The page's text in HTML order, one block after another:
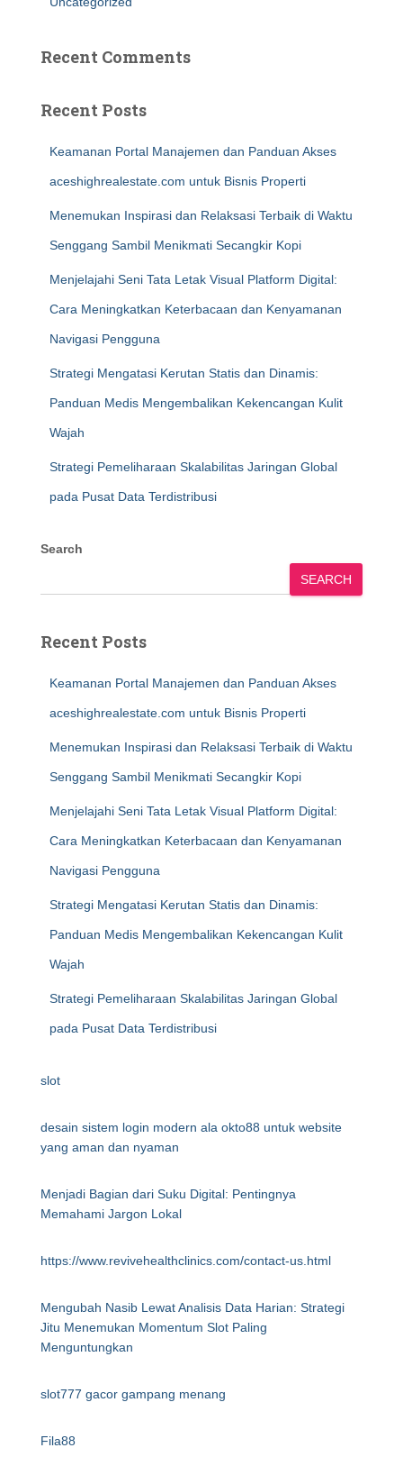
Recent Comments
Recent Posts
Keamanan Portal Manajemen dan Panduan Akses
aceshighrealestate.com untuk Bisnis Properti
Menemukan Inspirasi dan Relaksasi Terbaik di Waktu
Senggang Sambil Menikmati Secangkir Kopi
Menjelajahi Seni Tata Letak Visual Platform Digital:
Cara Meningkatkan Keterbacaan dan Kenyamanan
Navigasi Pengguna
Strategi Mengatasi Kerutan Statis dan Dinamis:
Panduan Medis Mengembalikan Kekencangan Kulit
Wajah
Strategi Pemeliharaan Skalabilitas Jaringan Global
pada Pusat Data Terdistribusi
Search
SEARCH
Recent Posts
Keamanan Portal Manajemen dan Panduan Akses
aceshighrealestate.com untuk Bisnis Properti
Menemukan Inspirasi dan Relaksasi Terbaik di Waktu
Senggang Sambil Menikmati Secangkir Kopi
Menjelajahi Seni Tata Letak Visual Platform Digital:
Cara Meningkatkan Keterbacaan dan Kenyamanan
Navigasi Pengguna
Strategi Mengatasi Kerutan Statis dan Dinamis:
Panduan Medis Mengembalikan Kekencangan Kulit
Wajah
Strategi Pemeliharaan Skalabilitas Jaringan Global
pada Pusat Data Terdistribusi
slot
desain sistem login modern ala okto88 untuk website
yang aman dan nyaman
Menjadi Bagian dari Suku Digital: Pentingnya
Memahami Jargon Lokal
https://www.revivehealthclinics.com/contact-us.html
Mengubah Nasib Lewat Analisis Data Harian: Strategi
Jitu Menemukan Momentum Slot Paling
Menguntungkan
slot777 gacor gampang menang
Fila88